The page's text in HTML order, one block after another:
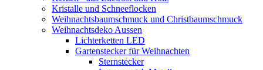
Kristalle und Schneeflocken
Weihnachtsbaumschmuck und Christbaumschmuck
Weihnachtsdeko Aussen
Lichterketten LED
Gartenstecker für Weihnachten
Sternstecker